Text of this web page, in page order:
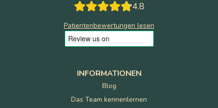
4.8
Patientenbewertungen lesen
INFORMATIONEN
Blog
Das Team kennenlernen